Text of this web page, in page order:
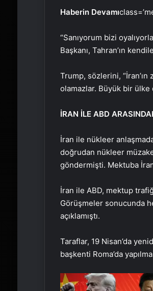
Haberin Devamı
“Sanıyorum bizi
Başkanı, Tahran’ın
Trump, sözlerini,
olamazlar. Büyük bir ülke
İRAN İLE ABD
İran ile nükleer
doğrudan nükleer
göndermişti. Mektuba
İran ile ABD, mektup
Görüşmeler sonucunda
açıklamıştı.
Taraflar, 19 Nisan’da
başkenti Roma’da